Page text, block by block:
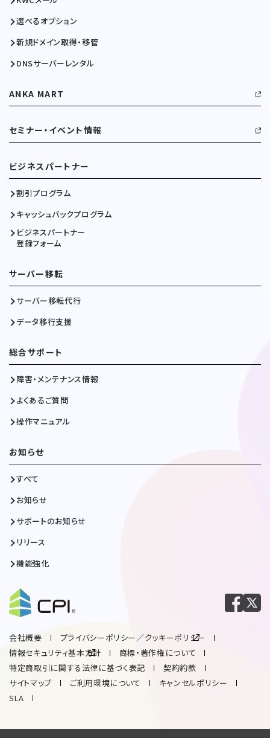
選べるオプション
新規ドメイン取得・移管
DNSサーバーレンタル
ANKA MART
セミナー・イベント情報
ビジネスパートナー
割引プログラム
キャッシュバックプログラム
ビジネスパートナー
登録フォーム
サーバー移転
サーバー移転代行
データ移行支援
総合サポート
障害・メンテナンス情報
よくあるご質問
操作マニュアル
お知らせ
すべて
お知らせ
サポートのお知らせ
リリース
機能強化
会社概要
プライバシーポリシー／クッキーポリシー
情報セキュリティ基本方針
商標・著作権について
特定商取引に関する法律に基づく表記
契約約款
サイトマップ
ご利用環境について
キャンセルポリシー
SLA